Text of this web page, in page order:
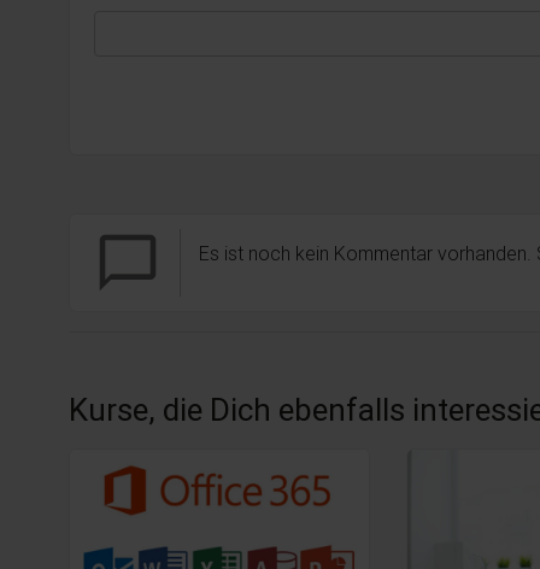
chat_bubble_outline Es ist noch kein Kommentar
Kurse, die Dich ebenfalls